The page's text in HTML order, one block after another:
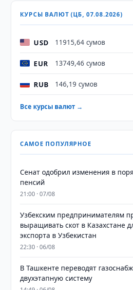
КУРСЫ ВАЛЮТ (ЦБ, 07.08.2026)
USD 11915,64 сумов
EUR 13749,46 сумов
RUB 146,19 сумов
Все курсы валют →
САМОЕ ПОПУЛЯРНОЕ
Сенат одобрил изменения в
пенсий
21:00 · 07/08
Узбекским предпринимателям
выращивать скот в Казахстане
экспорта в Узбекистан
22:30 · 06/08
В Ташкенте переводят
двухэтапную систему